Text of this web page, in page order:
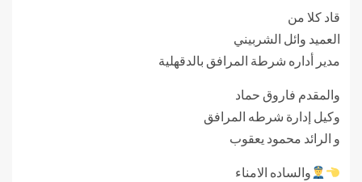
قاد كلا من
العميد وائل الشربيني
مدير أداره شرطة المرافق بالدقهلية
والمقدم فاروق حماد
وكيل إدارة شرطه المرافق
و الرائد محمود يعقوب
والساده الامناء